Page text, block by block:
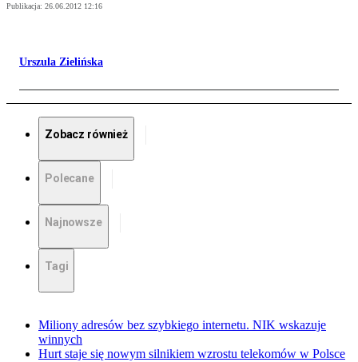
Publikacja: 26.06.2012 12:16
Urszula Zielińska
Zobacz również
Polecane
Najnowsze
Tagi
Miliony adresów bez szybkiego internetu. NIK wskazuje
winnych
Hurt staje się nowym silnikiem wzrostu telekomów w Polsce